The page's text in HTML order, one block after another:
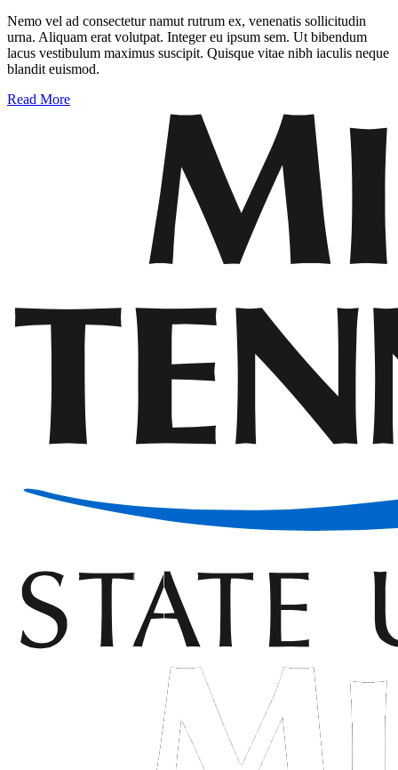
Nemo vel ad consectetur namut rutrum ex, venenatis sollicitudin
urna. Aliquam erat volutpat. Integer eu ipsum sem. Ut bibendum
lacus vestibulum maximus suscipit. Quisque vitae nibh iaculis neque
blandit euismod.
Read More